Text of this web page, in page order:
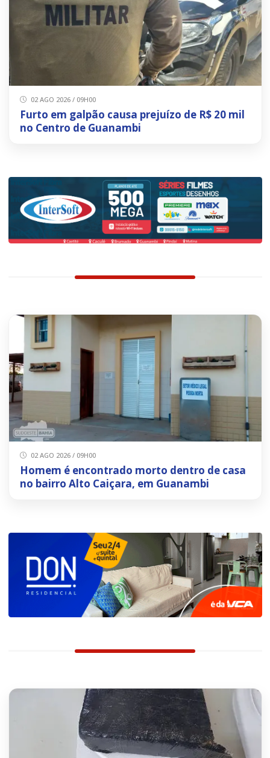
02 AGO 2026 / 09H00
Furto em galpão causa prejuízo de R$ 20 mil
no Centro de Guanambi
02 AGO 2026 / 09H00
Homem é encontrado morto dentro de casa
no bairro Alto Caiçara, em Guanambi